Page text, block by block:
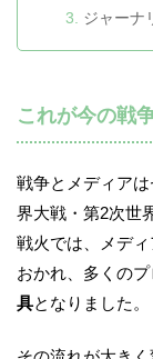
ジャーナ
これが今の戦
戦争とメディア
界大戦・第2次世
戦火では、メデ
おかれ、多くのプ
具となりました。